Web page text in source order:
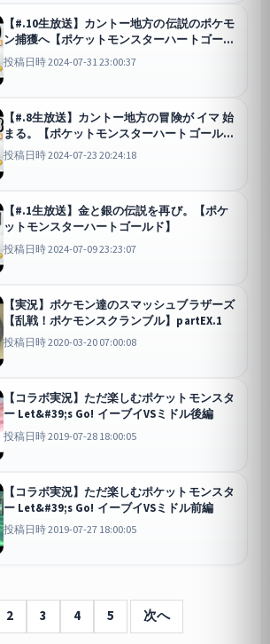
【#.10生放送】カントー地方の伝説のポケモ
ン捕獲へ【ポケットモンスターハートゴール
ド】
投稿日時 2024-07-31 23:00:37
【#.8生放送】カントー地方の冒険が イマ 始
まる。【ポケットモンスターハートゴール
ド】
投稿日時 2024-07-23 20:24:18
【#.1生放送】金と銀の伝説を再び。【ポケ
ットモンスターハートゴールド】
投稿日時 2024-07-09 23:23:07
【実況】ポケモン達のスマッシュブラザーズ
【乱戦！ポケモンスクランブル】partEX.1
投稿日時 2020-03-20 07:00:08
【コラボ実況】ただ楽しむポケットモンスタ
ー Let&#39;s Go! イーブイVSミドル後編
投稿日時 2019-07-28 18:00:05
【コラボ実況】ただ楽しむポケットモンスタ
ー Let&#39;s Go! イーブイVSミドル前編
投稿日時 2019-07-27 18:00:05
2 3 4 5 次へ